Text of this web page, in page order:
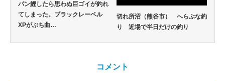
パン鯉したら思わぬ巨ゴイが釣れ
てしまった。ブラックレーベル
XPがぶち曲…
切れ所沼（熊谷市） へらぶな釣
り 近場で半日だけの釣り
コメント